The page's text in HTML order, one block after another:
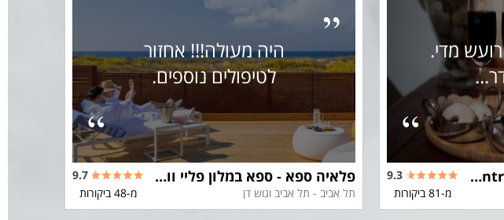
מדי.
מנטרה ספא רעננה - Mantra Spa
9.3
מ-81 ביקורות
היה מעולה!!! אחזור
לטיפולים נוספים.
פלאיה ספא - ספא במלון פליי ווסט תל אביב
תל אביב - תל אביב וגוש דן
9.7
מ-48 ביקורות